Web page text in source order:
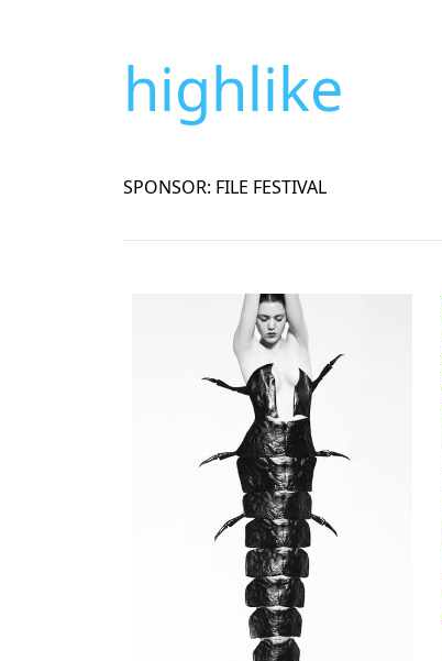
highlike
SPONSOR: FILE FESTIVAL